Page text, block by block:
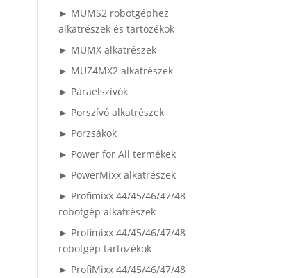
► MUMS2 robotgéphez
alkatrészek és tartozékok
► MUMX alkatrészek
► MUZ4MX2 alkatrészek
► Páraelszívók
► Porszívó alkatrészek
► Porzsákok
► Power for All termékek
► PowerMixx alkatrészek
► Profimixx 44/45/46/47/48
robotgép alkatrészek
► Profimixx 44/45/46/47/48
robotgép tartozékok
► ProfiMixx 44/45/46/47/48